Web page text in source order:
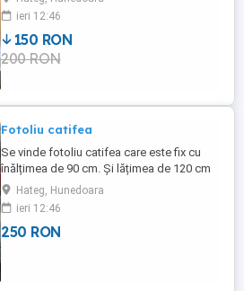
ieri 12:46
150 RON
200 RON
Fotoliu catifea
Se vinde fotoliu catifea care este fix cu
înălțimea de 90 cm. Și lățimea de 120 cm
foarte confortabil în stare buna albastru
bleo fără defecte picioare metal
rezistenta pana la 150 kg nu trimit prin
curier se vinde de la domiciliu.
Hateg, Hunedoara
ieri 12:46
250 RON